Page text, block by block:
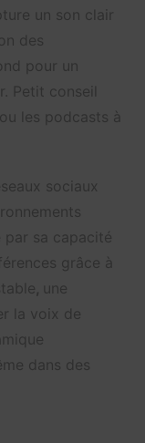
un son clair
des
pour un
Petit conseil
les podcasts à
sociaux
par sa capacité
grâce à
, une
la voix de
dans des